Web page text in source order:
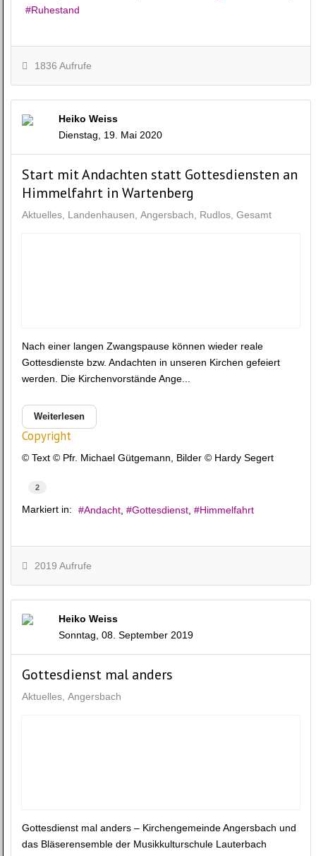
Ruhestand
1836 Aufrufe
Heiko Weiss
Dienstag, 19. Mai 2020
Start mit Andachten statt Gottesdiensten an
Himmelfahrt in Wartenberg
Aktuelles Landenhausen Angersbach Rudlos Gesamt
Nach einer langen Zwangspause können wieder reale
Gottesdienste bzw. Andachten in unseren Kirchen gefeiert
werden. Die Kirchenvorstände Ange...
Weiterlesen
Copyright
© Text © Pfr. Michael Gütgemann, Bilder © Hardy Segert
2
Markiert in: Andacht Gottesdienst Himmelfahrt
2019 Aufrufe
Heiko Weiss
Sonntag, 08. September 2019
Gottesdienst mal anders
Aktuelles Angersbach
Gottesdienst mal anders – Kirchengemeinde Angersbach und
das Bläserensemble der Musikkulturschule Lauterbach